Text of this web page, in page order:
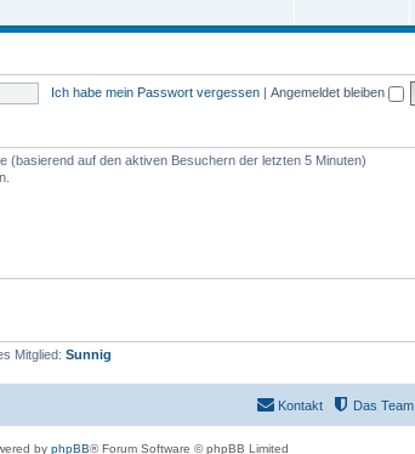
Ich habe mein Passwort vergessen | Angemeldet bleiben
(basierend auf den aktiven Besuchern der letzten 5 Minuten)
Mitglied: Sunnig
Das Team
Kontakt
by phpBB® Forum Software © phpBB Limited